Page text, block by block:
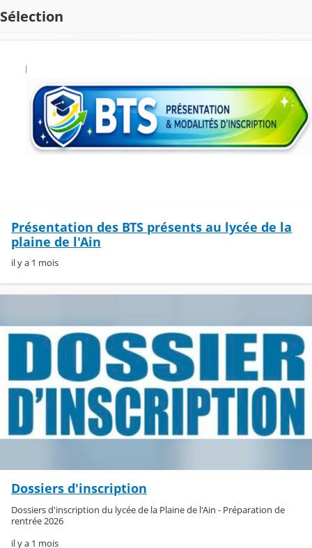
Sélection
Présentation des BTS présents au lycée de la
plaine de l'Ain
il y a 1 mois
Dossiers d'inscription
Dossiers d'inscription du lycée de la Plaine de l'Ain - Préparation de
rentrée 2026
il y a 1 mois